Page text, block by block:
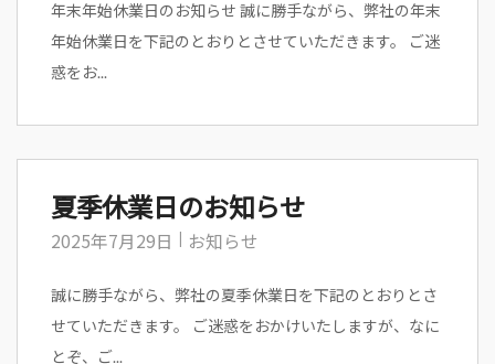
年末年始休業日のお知らせ 誠に勝手ながら、弊社の年末
年始休業日を下記のとおりとさせていただきます。 ご迷
惑をお...
夏季休業日のお知らせ
2025年7月29日 お知らせ
誠に勝手ながら、弊社の夏季休業日を下記のとおりとさ
せていただきます。 ご迷惑をおかけいたしますが、なに
とぞ、ご...